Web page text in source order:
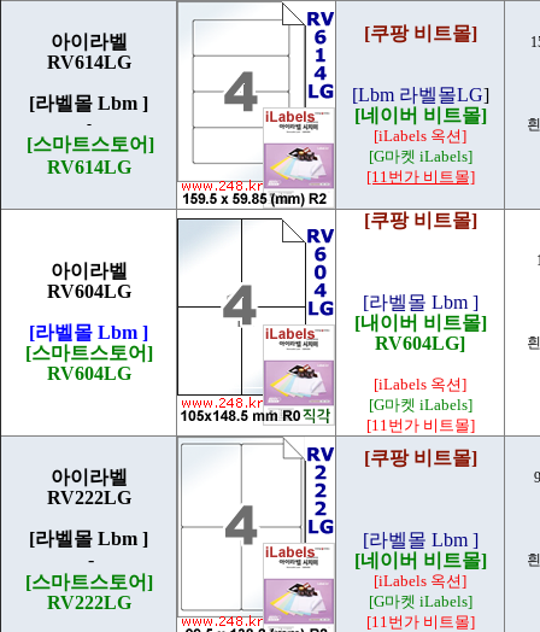
아이라벨
RV614LG
[라벨몰 Lbm ]
-
[스마트스토어]
RV614LG
[쿠팡 비트몰]
[Lbm 라벨몰LG]
[네이버 비트몰]
[iLabels 옥션]
[G마켓 iLabels]
[11번가 비트몰]
아이라벨
RV604LG
[라벨몰 Lbm ]
[스마트스토어]
RV604LG
[쿠팡 비트몰]
[라벨몰 Lbm ]
[내이버 비트몰]
RV604LG]
[iLabels 옥션]
[G마켓 iLabels]
[11번가 비트몰]
아이라벨
RV222LG
[라벨몰 Lbm ]
-
[스마트스토어]
RV222LG
[쿠팡 비트몰]
[라벨몰 Lbm ]
[네이버 비트몰]
[iLabels 옥션]
[G마켓 iLabels]
[11번가 비트몰]